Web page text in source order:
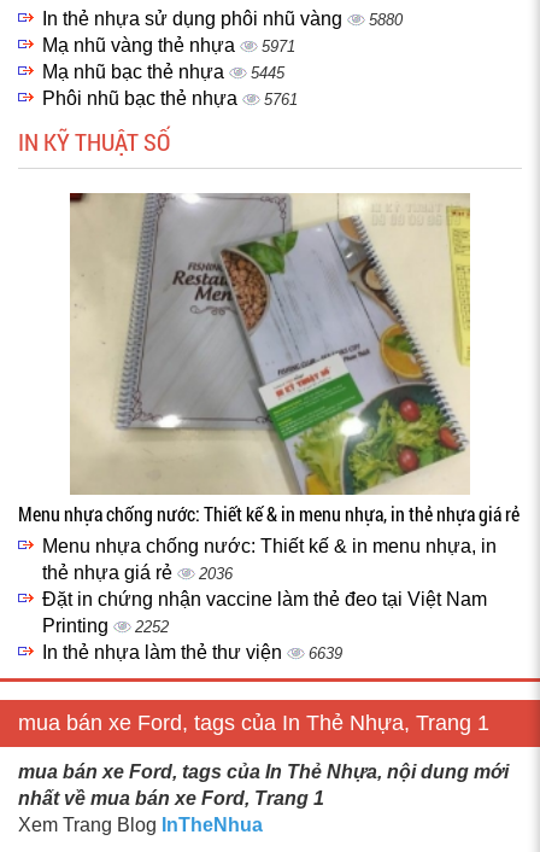
In thẻ nhựa sử dụng phôi nhũ vàng 5880
Mạ nhũ vàng thẻ nhựa 5971
Mạ nhũ bạc thẻ nhựa 5445
Phôi nhũ bạc thẻ nhựa 5761
IN KỸ THUẬT SỐ
Menu nhựa chống nước: Thiết kế & in menu nhựa, in thẻ nhựa giá rẻ
Menu nhựa chống nước: Thiết kế & in menu nhựa, in
thẻ nhựa giá rẻ
2036
Đặt in chứng nhận vaccine làm thẻ đeo tại Việt Nam
Printing
2252
In thẻ nhựa làm thẻ thư viện 6639
mua bán xe Ford, tags của In Thẻ Nhựa, Trang 1
mua bán xe Ford, tags của In Thẻ Nhựa, nội dung mới
nhất về mua bán xe Ford, Trang 1
Xem Trang Blog InTheNhua